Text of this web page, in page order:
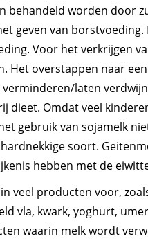
behandeld worden door
geven van
Voor het verkrijgen
Het overstappen naar
laten
dieet. Omdat veel
gebruik van sojamelk
soort.
hebben met de
veel producten voor,
vla, kwark, yoghurt,
waarin melk wordt